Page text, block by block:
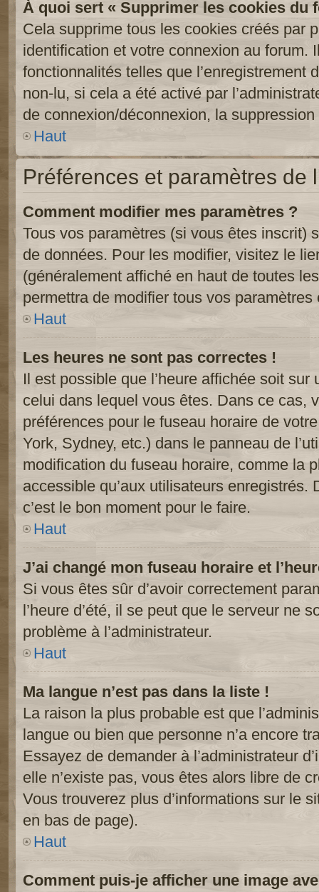
À quoi sert « Supprimer les cookies du
Cela supprime tous les cookies créés par
identification et votre connexion au forum.
fonctionnalités telles que l’enregistrement
non-lu, si cela a été activé par
de connexion/déconnexion, la
Haut
Préférences et paramètres de
Comment modifier mes paramètres ?
Tous vos paramètres (si vous êtes inscrit)
de données. Pour les modifier, visitez le
(généralement affiché en haut de toutes
permettra de modifier tous vos paramètres
Haut
Les heures ne sont pas correctes !
Il est possible que l’heure affichée soit
celui dans lequel vous êtes. Dans ce cas,
préférences pour le fuseau horaire de
York, Sydney, etc.) dans le panneau de
modification du fuseau horaire, comme la
accessible qu’aux utilisateurs enregistrés.
c’est le bon moment pour le faire.
Haut
J’ai changé mon fuseau horaire et
Si vous êtes sûr d’avoir correctement
l’heure d’été, il se peut que le serveur ne
problème à l’administrateur.
Haut
Ma langue n’est pas dans la liste !
La raison la plus probable est que
langue ou bien que personne n’a encore
Essayez de demander à l’administrateur
elle n’existe pas, vous êtes alors libre de
Vous trouverez plus d’informations sur le
en bas de page).
Haut
Comment puis-je afficher une image